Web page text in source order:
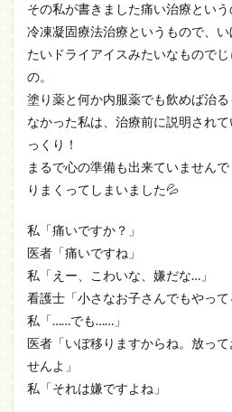
その私が書きました痛い治療とい
冷凍凝固療法治療というもので、
たいドライアイスみたいなもので
の。
塗り薬と何か内服薬でも飲めば治
なかった私は、治療前に説明され
っくり！
まるで心の準備も出来ていません
りまくってしまいました💦
私「痛いですか？」
医者「痛いですね」
私「えー、こわいな、嫌だな…」
看護士「小さなお子さんでもやって
私「……でも……」
医者「いぼ移りますからね。放っ
せんよ」
私「それは嫌ですよね」